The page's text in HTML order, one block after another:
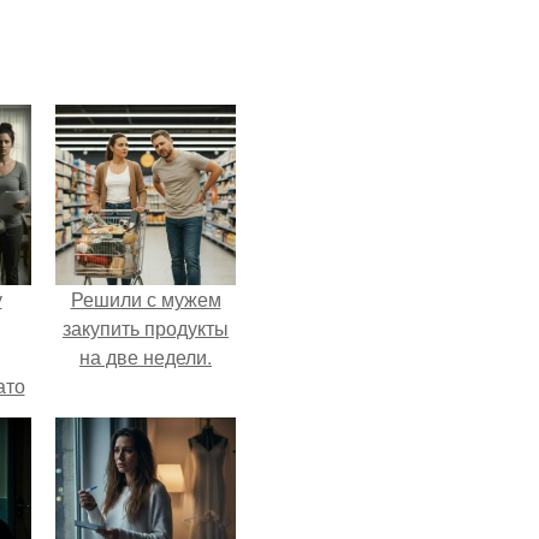
Решили с мужем
закупить продукты
на две недели.